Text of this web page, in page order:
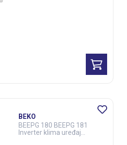
BEKO
BEEPG 180 BEEPG 181
Inverter klima uređaj